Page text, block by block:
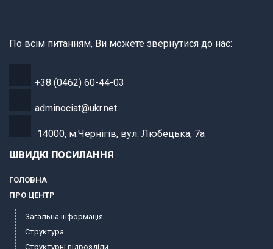
По всім питанням, Ви можете звернутися до нас:
+38 (0462) 60-44-03
adminociat@ukr.net
14000, м.Чернігів, вул. Любецька, 7а
ШВИДКІ ПОСИЛАННЯ
ГОЛОВНА
ПРО ЦЕНТР
Загальна інформація
Структура
Структурні підрозділи